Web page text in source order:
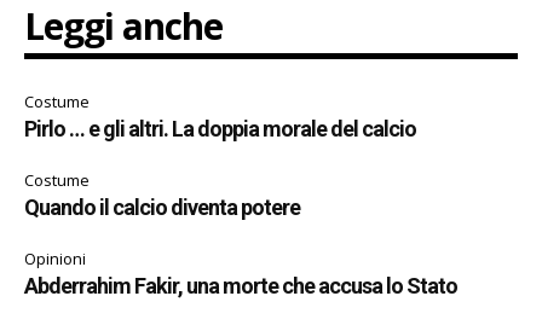
Leggi anche
Costume
Pirlo … e gli altri. La doppia morale del calcio
Costume
Quando il calcio diventa potere
Opinioni
Abderrahim Fakir, una morte che accusa lo Stato